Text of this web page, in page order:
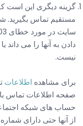
گزینه دیگری این است
مستقیم تماس بگیرید.
دادن به آنها را می
نیست.
برای مشاهده اطلاعات
صفحه اطلاعات تماس با
حساب های شبکه
از آنها حتی دارای